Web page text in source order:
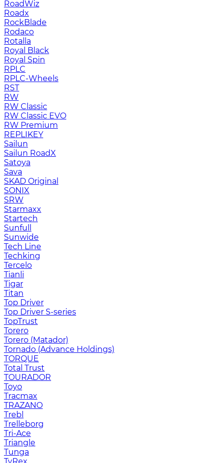
RoadWiz
Roadx
RockBlade
Rodaco
Rotalla
Royal Black
Royal Spin
RPLC
RPLC-Wheels
RST
RW
RW Classic
RW Classic EVO
RW Premium
RЕPLIKEY
Sailun
Sailun RoadX
Satoya
Sava
SKAD Original
SONIX
SRW
Starmaxx
Startech
Sunfull
Sunwide
Tech Line
Techking
Tercelo
Tianli
Tigar
Titan
Top Driver
Top Driver S-series
TopTrust
Torero
Torero (Matador)
Tornado (Advance Holdings)
TORQUE
Total Trust
TOURADOR
Toyo
Tracmax
TRAZANO
Trebl
Trelleborg
Tri-Ace
Triangle
Tunga